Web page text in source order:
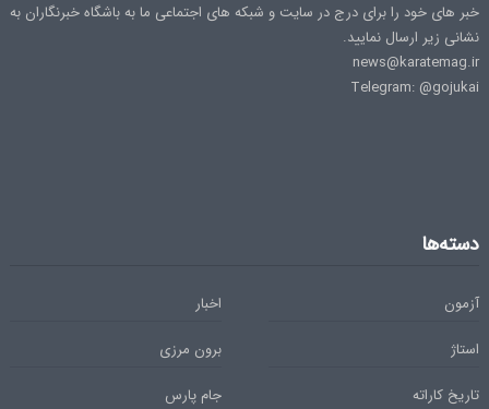
خبر های خود را برای درج در سایت و شبکه های اجتماعی ما به باشگاه خبرنگاران به
نشانی زیر ارسال نمایید.
news@karatemag.ir
Telegram: @gojukai
دسته‌ها
آزمون
اخبار
استاژ
برون مرزی
تاریخ کاراته
جام پارس